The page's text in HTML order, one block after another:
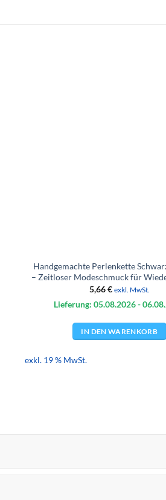
Handgemachte Perlenkette
– Zeitloser Modeschmuck für
5,66€ exkl. MwSt.
Lieferung: 05.08.2026- 06.08.
IN DEN WARENKORB
exkl. 19 % MwSt.